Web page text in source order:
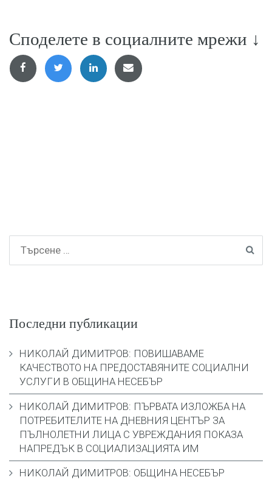
Споделете в социалните мрежи ↓
Последни публикации
НИКОЛАЙ ДИМИТРОВ: ПОВИШАВАМЕ
КАЧЕСТВОТО НА ПРЕДОСТАВЯНИТЕ СОЦИАЛНИ
УСЛУГИ В ОБЩИНА НЕСЕБЪР
НИКОЛАЙ ДИМИТРОВ: ПЪРВАТА ИЗЛОЖБА НА
ПОТРЕБИТЕЛИТЕ НА ДНЕВНИЯ ЦЕНТЪР ЗА
ПЪЛНОЛЕТНИ ЛИЦА С УВРЕЖДАНИЯ ПОКАЗА
НАПРЕДЪК В СОЦИАЛИЗАЦИЯТА ИМ
НИКОЛАЙ ДИМИТРОВ: ОБЩИНА НЕСЕБЪР